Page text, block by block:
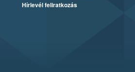
Hírlevél feliratkozás